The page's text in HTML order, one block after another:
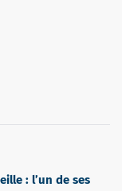
: l’un de ses